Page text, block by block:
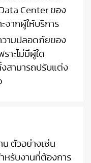
Center ของ
จากผู้ให้บริการ
วามปลอดภัยของ
าะไม่มีผู้ใด
สามารถปรับแต่ง
ตัวอย่างเช่น
หรับงานที่ต้องการ